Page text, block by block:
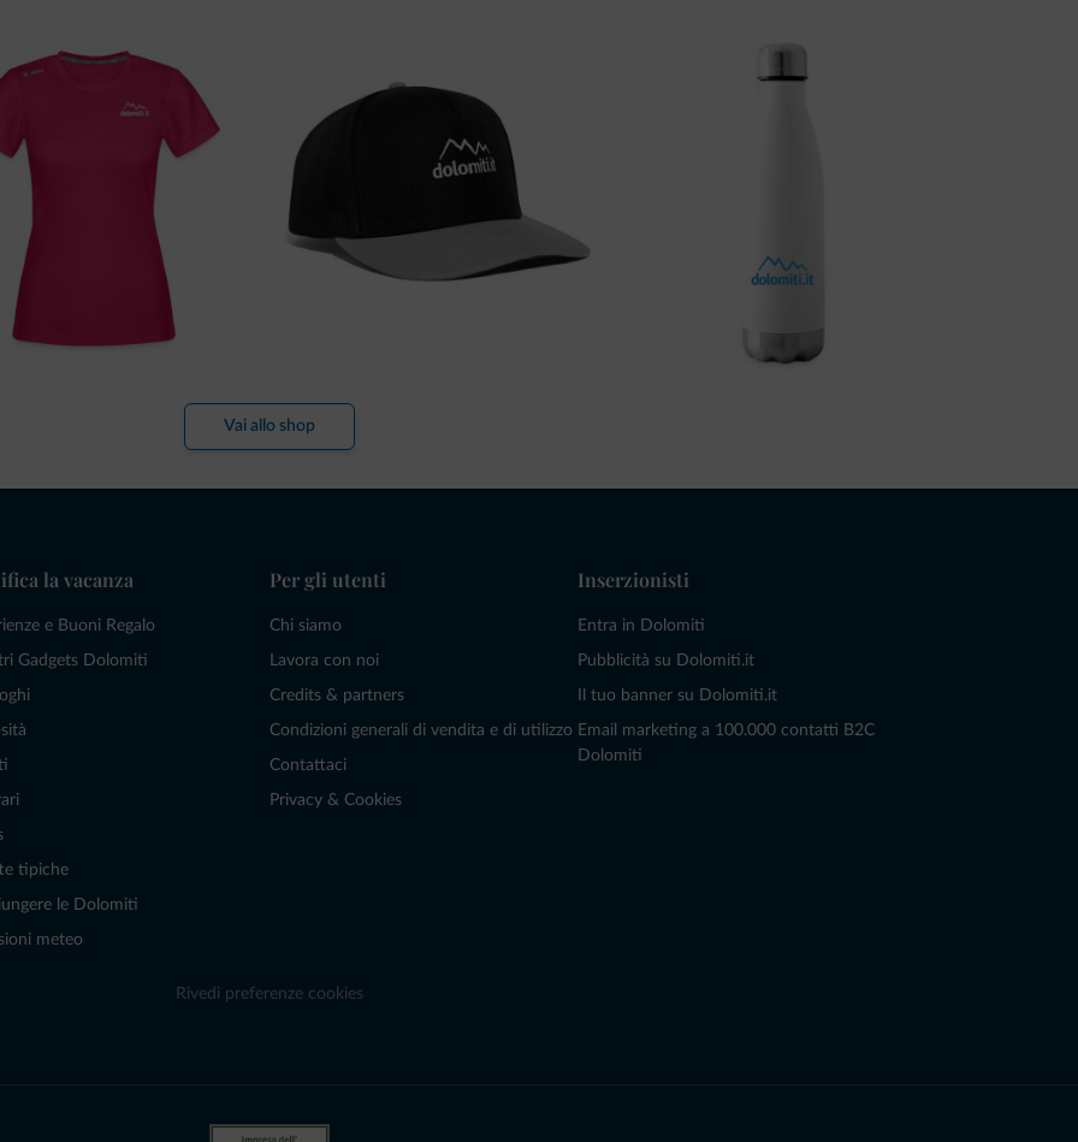
Vai allo shop
la vacanza
e Buoni Regalo
Gadgets Dolomiti
tipiche
le Dolomiti
meteo
Per gli utenti
Chi siamo
Lavora con noi
Credits & partners
Condizioni generali di vendita e di utilizzo
Contattaci
Privacy & Cookies
Inserzionisti
Entra in Dolomiti
Pubblicità su Dolomiti.it
Il tuo banner su Dolomiti.it
Email marketing a 100.000 contatti B2C
Dolomiti
Rivedi preferenze cookies